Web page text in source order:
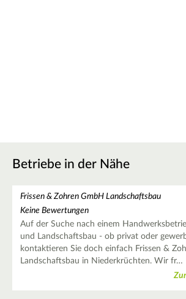
Betriebe in der Nähe
Frissen & Zohren GmbH Landschaftsbau
Keine Bewertungen
Auf der Suche nach einem
und Landschaftsbau - ob privat oder
kontaktieren Sie doch einfach Frissen &
Landschaftsbau in Niederkrüchten. Wir fr…